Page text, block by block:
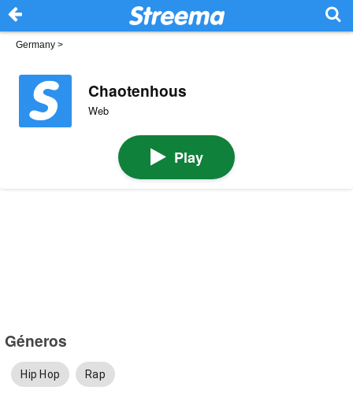
Germany >
Chaotenhous
Web
Play
Géneros
Hip Hop Rap